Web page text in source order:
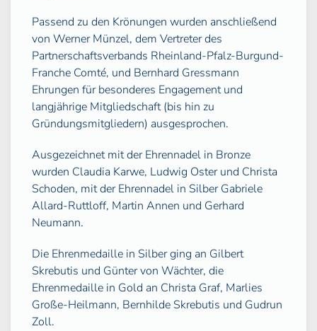
Passend zu den Krönungen wurden anschließend
von Werner Münzel, dem Vertreter des
Partnerschaftsverbands Rheinland-Pfalz-Burgund-
Franche Comté, und Bernhard Gressmann
Ehrungen für besonderes Engagement und
langjährige Mitgliedschaft (bis hin zu
Gründungsmitgliedern) ausgesprochen.
Ausgezeichnet mit der Ehrennadel in Bronze
wurden Claudia Karwe, Ludwig Oster und Christa
Schoden, mit der Ehrennadel in Silber Gabriele
Allard-Ruttloff, Martin Annen und Gerhard
Neumann.
Die Ehrenmedaille in Silber ging an Gilbert
Skrebutis und Günter von Wächter, die
Ehrenmedaille in Gold an Christa Graf, Marlies
Große-Heilmann, Bernhilde Skrebutis und Gudrun
Zoll.